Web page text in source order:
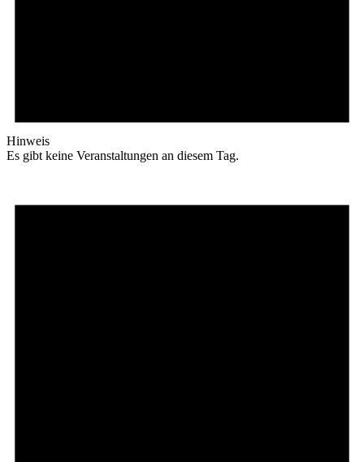
Hinweis
Es gibt keine Veranstaltungen an diesem Tag.